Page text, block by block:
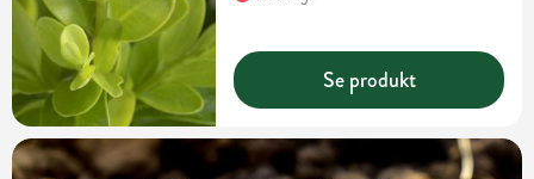
Se produkt